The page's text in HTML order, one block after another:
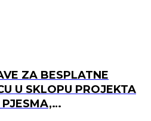
ZA BESPLATNE
U SKLOPU PROJEKTA